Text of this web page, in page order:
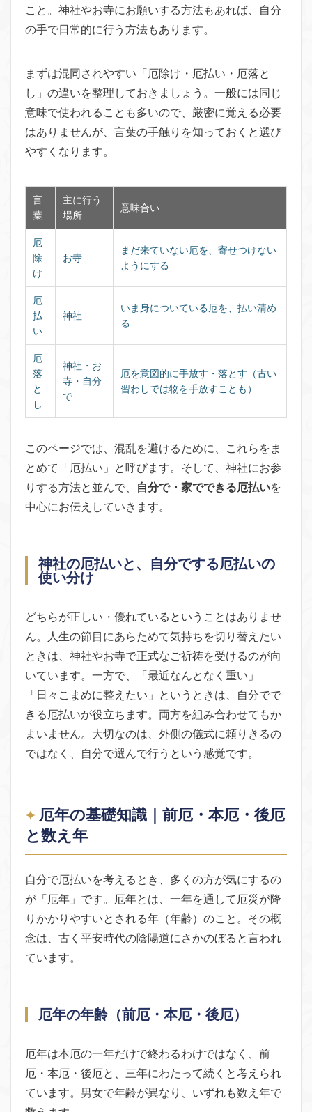
こと。神社やお寺にお願いする方法もあれば、自分
の手で日常的に行う方法もあります。
まずは混同されやすい「厄除け・厄払い・厄落と
し」の違いを整理しておきましょう。一般には同じ
意味で使われることも多いので、厳密に覚える必要
はありませんが、言葉の手触りを知っておくと選び
やすくなります。
言
葉
主に行う
場所
意味合い
厄
除
け
お寺
まだ来ていない厄を、寄せつけない
ようにする
厄
払
い
神社
いま身についている厄を、払い清め
る
厄
落
と
し
神社・お
寺・自分
で
厄を意図的に手放す・落とす（古い
習わしでは物を手放すことも）
このページでは、混乱を避けるために、これらをま
とめて「厄払い」と呼びます。そして、神社にお参
りする方法と並んで、
自分で・家でできる厄払いを
中心にお伝えしていきます。
神社の厄払いと、自分でする厄払いの
使い分け
どちらが正しい・優れているということはありませ
ん。人生の節目にあらためて気持ちを切り替えたい
ときは、神社やお寺で正式なご祈祷を受けるのが向
いています。一方で、「最近なんとなく重い」
「日々こまめに整えたい」というときは、自分でで
きる厄払いが役立ちます。両方を組み合わせてもか
まいません。大切なのは、外側の儀式に頼りきるの
ではなく、自分で選んで行うという感覚です。
厄年の基礎知識｜前厄・本厄・後厄
と数え年
自分で厄払いを考えるとき、多くの方が気にするの
が「厄年」です。厄年とは、一年を通して厄災が降
りかかりやすいとされる年（年齢）のこと。その概
念は、古く平安時代の陰陽道にさかのぼると言われ
ています。
厄年の年齢（前厄・本厄・後厄）
厄年は本厄の一年だけで終わるわけではなく、前
厄・本厄・後厄と、三年にわたって続くと考えられ
ています。男女で年齢が異なり、いずれも数え年で